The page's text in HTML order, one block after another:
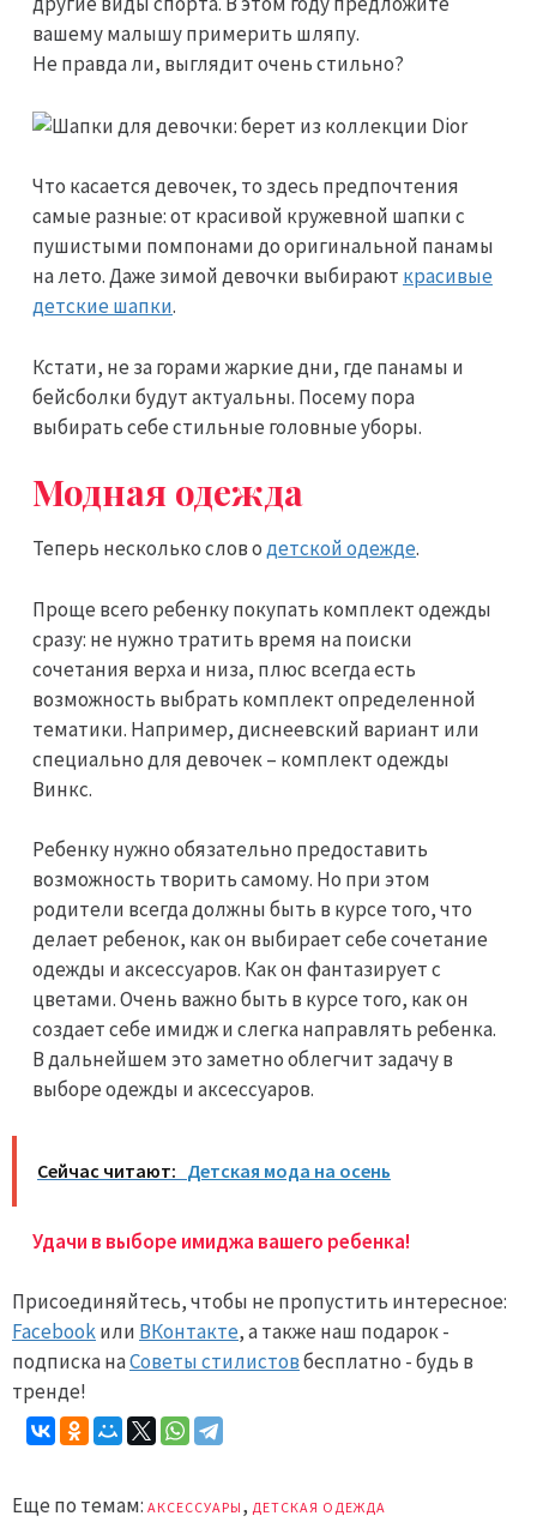
вашему малышу примерить шляпу.
Не правда ли, выглядит очень стильно?
Что касается девочек, то здесь предпочтения
самые разные: от красивой кружевной шапки с
пушистыми помпонами до оригинальной панамы
на лето. Даже зимой девочки выбирают красивые
детские шапки.
Кстати, не за горами жаркие дни, где панамы и
бейсболки будут актуальны. Посему пора
выбирать себе стильные головные уборы.
Модная одежда
Теперь несколько слов одетской одежде.
Проще всего ребенку покупать комплект одежды
сразу: не нужно тратить время на поиски
сочетания верха и низа, плюс всегда есть
возможность выбрать комплект определенной
тематики. Например, диснеевский вариант или
специально для девочек – комплект одежды
Винкс.
Ребенку нужно обязательно предоставить
возможность творить самому. Но при этом
родители всегда должны быть в курсе того, что
делает ребенок, как он выбирает себе сочетание
одежды и аксессуаров. Как он фантазирует с
цветами. Очень важно быть в курсе того, как он
создает себе имидж и слегка направлять ребенка.
В дальнейшем это заметно облегчит задачу в
выборе одежды и аксессуаров.
Сейчас читают: Детская мода на осень
Удачи в выборе имиджа вашего ребенка!
Присоединяйтесь, чтобы не пропустить интересное:
Facebookили ВКонтакте, а также наш подарок -
подписка наСоветы стилистовбесплатно - будь в
тренде!
Еще по темам: АКСЕССУАРЫ , ДЕТСКАЯ ОДЕЖДА